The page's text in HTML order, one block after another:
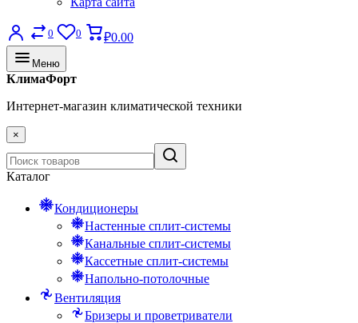
0 0 ₽0.00
Меню
КлимаФорт
Интернет-магазин климатической техники
×
Каталог
Кондиционеры
Настенные сплит-системы
Канальные сплит-системы
Кассетные сплит-системы
Напольно-потолочные
Вентиляция
Бризеры и проветриватели